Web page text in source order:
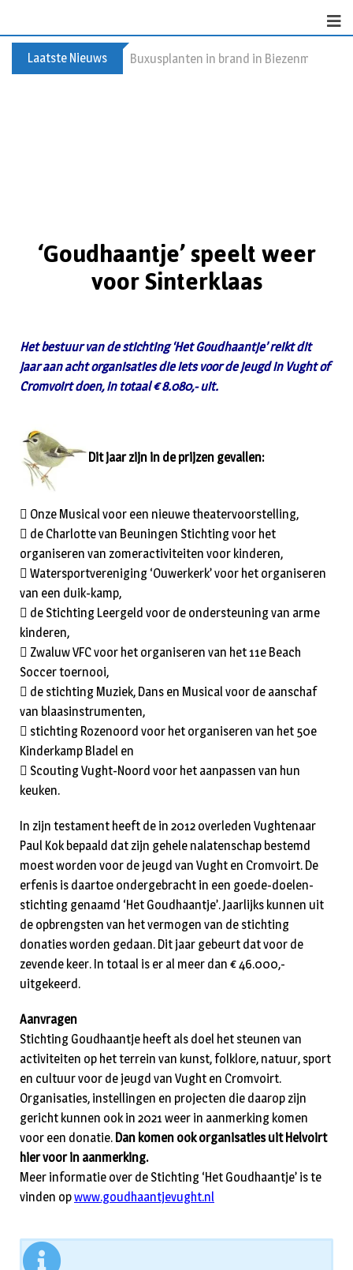
Laatste Nieuws Buxusplanten in brand in Biezenmortel,
‘Goudhaantje’ speelt weer
voor Sinterklaas
Het bestuur van de stichting ‘Het Goudhaantje’ reikt dit
jaar aan acht organisaties die iets voor de jeugd in Vught of
Cromvoirt doen, in totaal € 8.080,- uit.
Dit jaar zijn in de prijzen gevallen:
 Onze Musical voor een nieuwe theatervoorstelling,
 de Charlotte van Beuningen Stichting voor het
organiseren van zomeractiviteiten voor kinderen,
 Watersportvereniging ‘Ouwerkerk’ voor het organiseren
van een duik-kamp,
 de Stichting Leergeld voor de ondersteuning van arme
kinderen,
 Zwaluw VFC voor het organiseren van het 11e Beach
Soccer toernooi,
 de stichting Muziek, Dans en Musical voor de aanschaf
van blaasinstrumenten,
 stichting Rozenoord voor het organiseren van het 50e
Kinderkamp Bladel en
 Scouting Vught-Noord voor het aanpassen van hun
keuken.
In zijn testament heeft de in 2012 overleden Vughtenaar
Paul Kok bepaald dat zijn gehele nalatenschap bestemd
moest worden voor de jeugd van Vught en Cromvoirt. De
erfenis is daartoe ondergebracht in een goede-doelen-
stichting genaamd ‘Het Goudhaantje’. Jaarlijks kunnen uit
de opbrengsten van het vermogen van de stichting
donaties worden gedaan. Dit jaar gebeurt dat voor de
zevende keer. In totaal is er al meer dan € 46.000,-
uitgekeerd.
Aanvragen
Stichting Goudhaantje heeft als doel het steunen van
activiteiten op het terrein van kunst, folklore, natuur, sport
en cultuur voor de jeugd van Vught en Cromvoirt.
Organisaties, instellingen en projecten die daarop zijn
gericht kunnen ook in 2021 weer in aanmerking komen
voor een donatie. Dan komen ook organisaties uit Helvoirt
hier voor in aanmerking.
Meer informatie over de Stichting ‘Het Goudhaantje’ is te
vinden opwww.goudhaantjevught.nl